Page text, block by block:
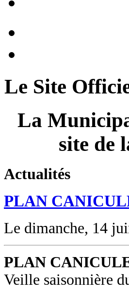
Le Site
La
site de
Actualités
PLAN
Le dimanche, 14
PLAN
Veille saisonnière